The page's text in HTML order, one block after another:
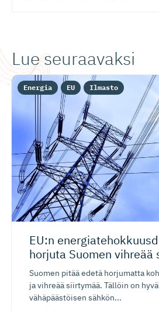
Lue seuraavaksi
EU:n
horjuta Suomen vihreää
Suomen pitää edetä horjumatta
ja vihreää siirtymää. Tällöin on
vähäpäästöisen sähkön...
Energia EU Ilmasto